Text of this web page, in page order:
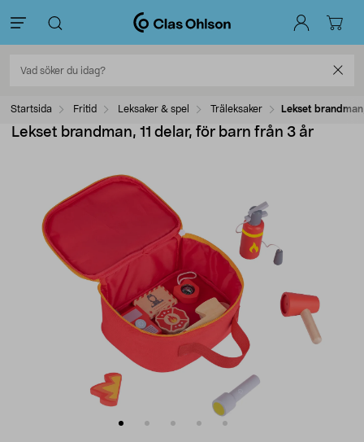
Startsida Fritid Leksaker & spel Träleksaker Lekset
Lekset brandman, 11 delar, för barn från 3 år